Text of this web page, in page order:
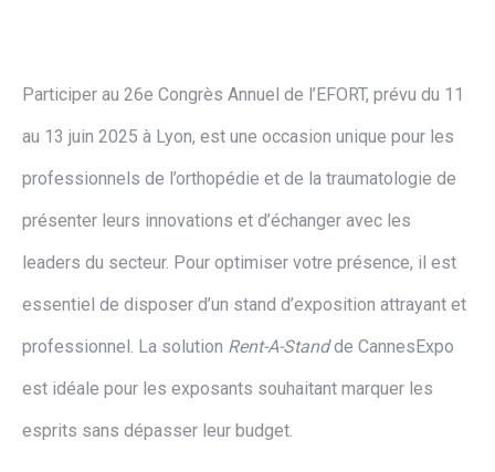
Participer au 26e Congrès Annuel de l’EFORT, prévu du 11
au 13 juin 2025 à Lyon, est une occasion unique pour les
professionnels de l’orthopédie et de la traumatologie de
présenter leurs innovations et d’échanger avec les
leaders du secteur. Pour optimiser votre présence, il est
essentiel de disposer d’un stand d’exposition attrayant et
professionnel. La solution Rent-A-Standde CannesExpo
est idéale pour les exposants souhaitant marquer les
esprits sans dépasser leur budget.